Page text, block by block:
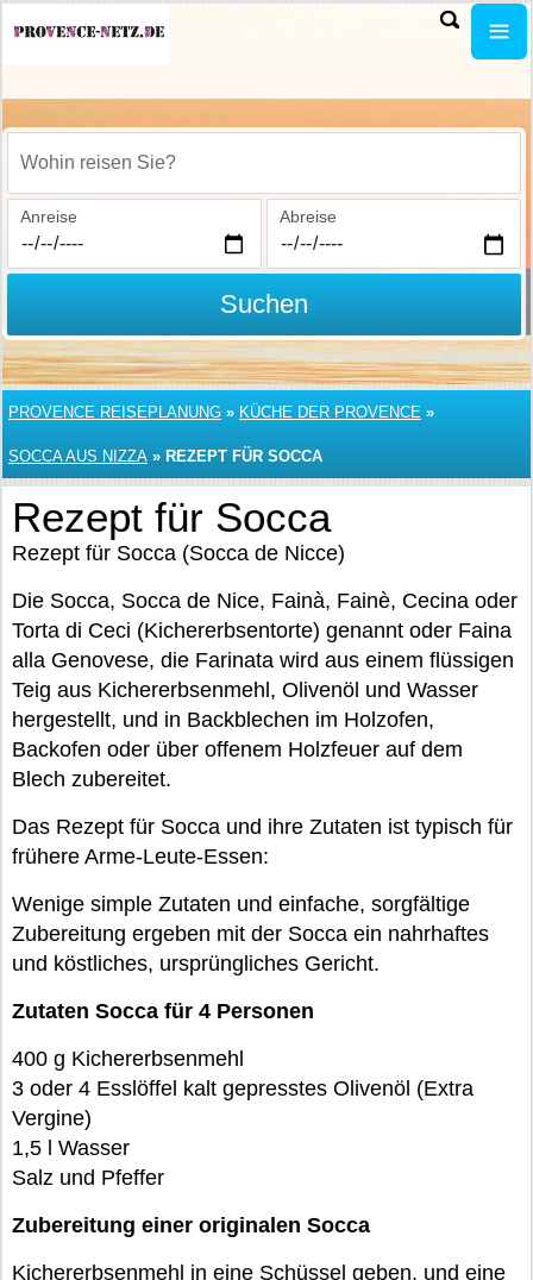
Wohin reisen Sie?
Anreise Abreise
Suchen
PROVENCE REISEPLANUNG » KÜCHE DER PROVENCE »
SOCCA AUS NIZZA » REZEPT FÜR SOCCA
Rezept für Socca
Rezept für Socca (Socca de Nicce)
Die Socca, Socca de Nice, Fainà, Fainè, Cecina oder
Torta di Ceci (Kichererbsentorte) genannt oder Faina
alla Genovese, die Farinata wird aus einem flüssigen
Teig aus Kichererbsenmehl, Olivenöl und Wasser
hergestellt, und in Backblechen im Holzofen,
Backofen oder über offenem Holzfeuer auf dem
Blech zubereitet.
Das Rezept für Socca und ihre Zutaten ist typisch für
frühere Arme-Leute-Essen:
Wenige simple Zutaten und einfache, sorgfältige
Zubereitung ergeben mit der Socca ein nahrhaftes
und köstliches, ursprüngliches Gericht.
Zutaten Socca für 4 Personen
400 g Kichererbsenmehl
3 oder 4 Esslöffel kalt gepresstes Olivenöl (Extra
Vergine)
1,5 l Wasser
Salz und Pfeffer
Zubereitung einer originalen Socca
Kichererbsenmehl in eine Schüssel geben, und eine